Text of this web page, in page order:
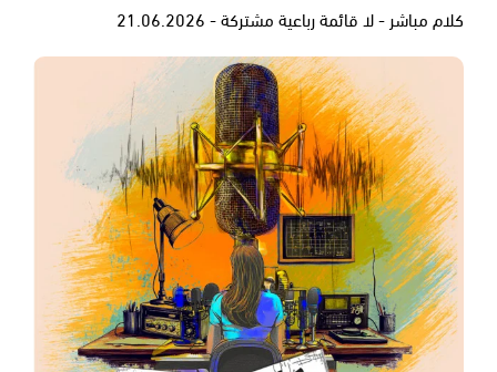
كلام مباشر - لا قائمة رباعية مشتركة - 21.06.2026